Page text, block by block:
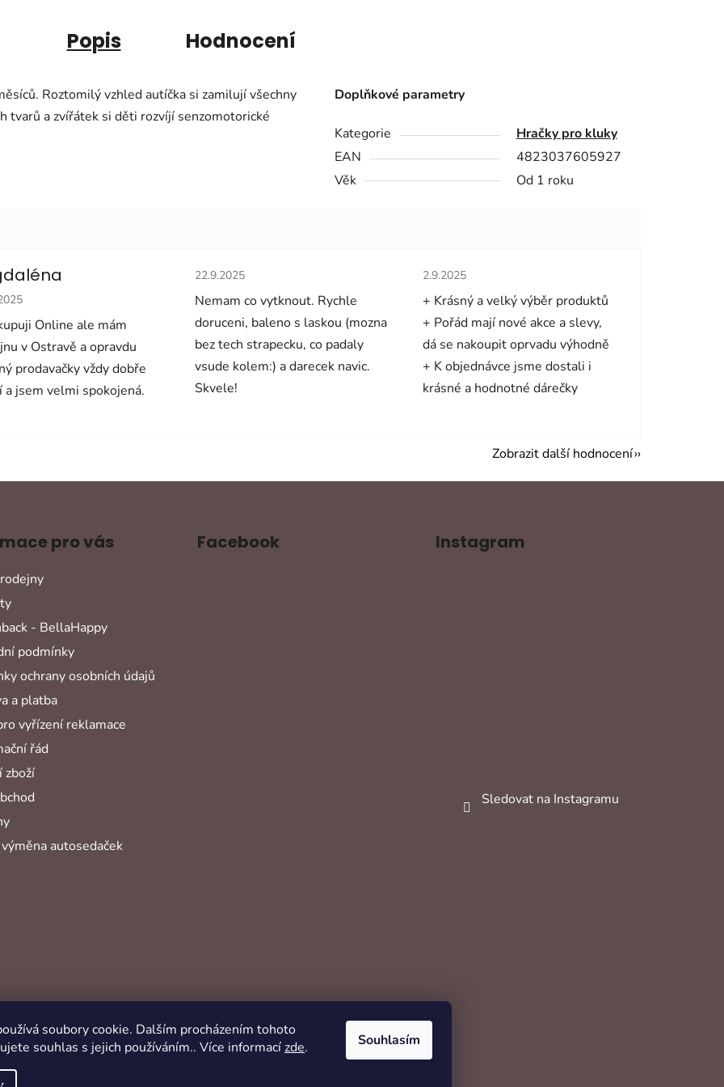
soubory cookie. Dalším procházením tohoto
souhlas s jejich používáním.. Více informacízde. Souhlasím
Popis Hodnocení
Roztomilý vzhled autíčka si zamilují všechny
tvarů a zvířátek si děti rozvíjí senzomotorické
Doplňkové parametry
Kategorie
Hračky pro kluky
EAN
4823037605927
Věk
Od 1 roku
obchodu je 5 z 5 hvězdiček.
Online ale mám
v Ostravě a opravdu
prodavačky vždy dobře
a jsem velmi spokojená.
Hodnocení obchodu je 5 z 5 hvězdiček.
22.9.2025
Nemam co vytknout. Rychle
doruceni, baleno s laskou (mozna
bez tech strapecku, co padaly
vsude kolem:) a darecek navic.
Skvele!
Hodnocení obchodu je 5 z 5 hvězdiček.
2.9.2025
+ Krásný a velký výběr produktů
+ Pořád mají nové akce a slevy,
dá se nakoupit oprvadu výhodně
+ K objednávce jsme dostali i
krásné a hodnotné dárečky
Zobrazit další hodnocení
pro vás
- BellaHappy
podmínky
ochrany osobních údajů
a platba
vyřízení reklamace
řád
zboží
autosedaček
Facebook Instagram
Sledovat na Instagramu